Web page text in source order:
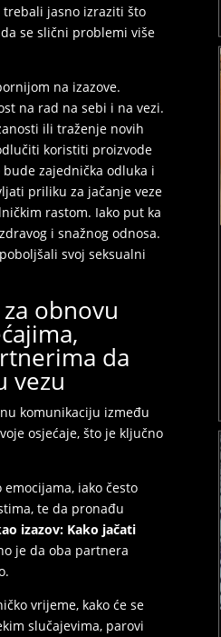
jasno izraziti što
se slični problemi više
na izazove.
na rad na sebi i na vezi.
ili traženje novih
koristiti proizvode
zajednička odluka i
priliku za jačanje veze
rastom. Iako put ka
i snažnog odnosa.
svoj seksualni
obnovu
da
vezu
komunikaciju između
osjećaje, što je ključno
iako često
te da pronađu
izazov: Kako jačati
je da oba partnera
vrijeme, kako će se
slučajevima, parovi